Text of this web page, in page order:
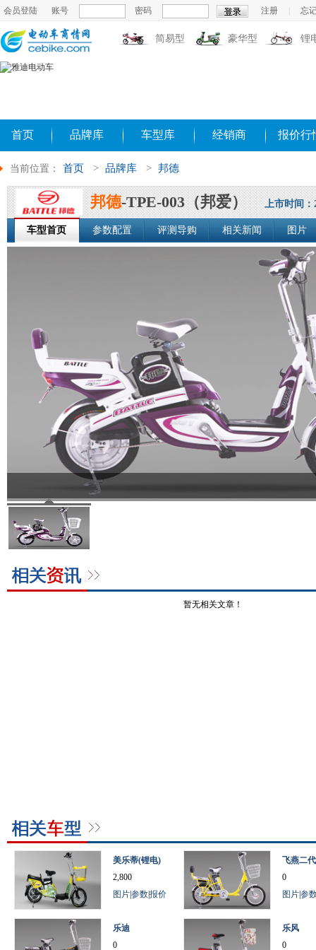
会员登陆 账号 密码 注册 忘
简易型 豪华型 锂
首页 品牌库 车型库 经销商 报价行
当前位置： 首页 > 品牌库 > 邦德
邦德-TPE-003（邦爱） 上市时间：
车型首页 参数配置 评测导购 相关新闻 图片
暂无相关文章！
美乐蒂(锂电)
2,800
图片参数报价
飞燕二代
0
图片参
乐迪
0
乐风
0